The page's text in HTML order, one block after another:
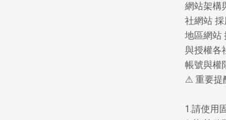
網站架構
社網站 採
地區網站
與授權各
帳號與權
⚠ 重要提
1.請使用